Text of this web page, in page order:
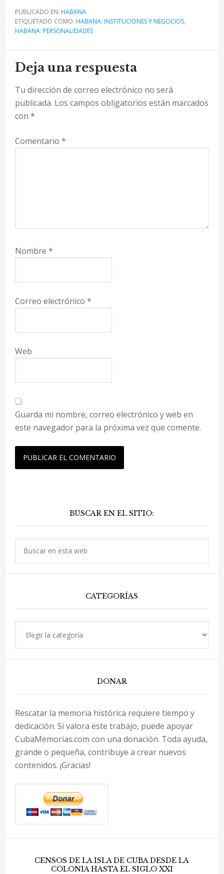
PUBLICADO EN: HABANA
ETIQUETADO COMO: HABANA: INSTITUCIONES Y NEGOCIOS,
HABANA: PERSONALIDADES
Interacciones
con
los
lectores
Deja una respuesta
Tu dirección de correo electrónico no será
publicada. Los campos obligatorios están marcados
con *
Comentario *
Nombre *
Correo electrónico *
Web
Guarda mi nombre, correo electrónico y web en
este navegador para la próxima vez que comente.
principal
BUSCAR EN EL SITIO:
CATEGORÍAS
DONAR
Rescatar la memoria histórica requiere tiempo y
dedicación. Si valora este trabajo, puede apoyar
CubaMemorias.com con una donación. Toda ayuda,
grande o pequeña, contribuye a crear nuevos
contenidos. ¡Gracias!
CENSOS DE LA ISLA DE CUBA DESDE LA
COLONIA HASTA EL SIGLO XXI